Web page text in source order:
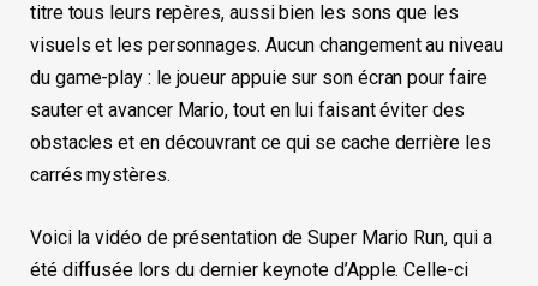
titre tous leurs repères, aussi bien les sons que les
visuels et les personnages. Aucun changement au niveau
du game-play : le joueur appuie sur son écran pour faire
sauter et avancer Mario, tout en lui faisant éviter des
obstacles et en découvrant ce qui se cache derrière les
carrés mystères.
Voici la vidéo de présentation de Super Mario Run, qui a
été diffusée lors du dernier keynote d’Apple. Celle-ci